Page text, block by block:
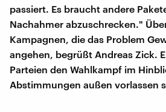
passiert. Es braucht andere
Nachahmer abzuschrecken."
Kampagnen, die das Problem
angehen, begrüßt Andreas Zick.
Parteien den Wahlkampf im
Abstimmungen außen vorlassen